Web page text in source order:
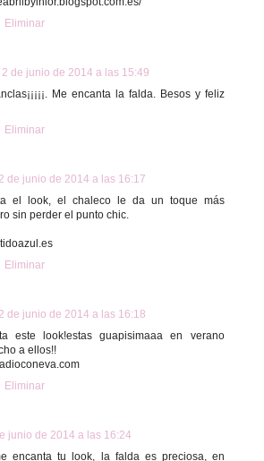
Eliminar
2 de junio de 2014 a las 15:49
Me encanta la falda. Besos y feliz
Eliminar
2 de junio de 2014 a las 16:17
el look, el chaleco le da un toque más
sin perder el punto chic.
Eliminar
2 de junio de 2014 a las 16:18
este look!estas guapisimaaa en verano
a ellos!!
Eliminar
junio de 2014 a las 16:24
encanta tu look, la falda es preciosa, en